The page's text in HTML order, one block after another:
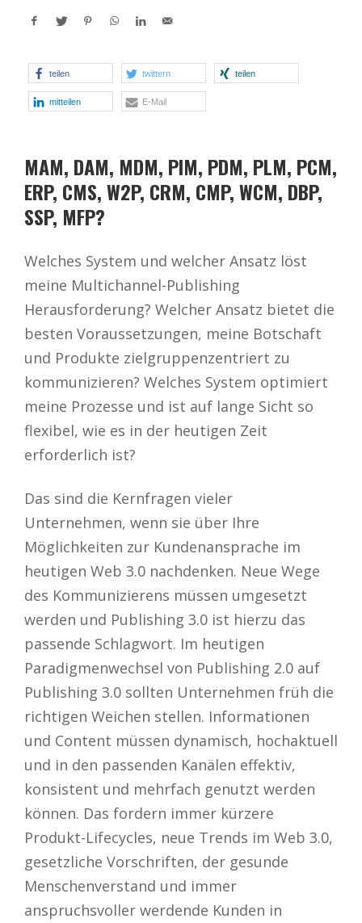
teilen twittern teilen
mitteilen E-Mail
MAM, DAM, MDM, PIM, PDM, PLM, PCM,
ERP, CMS, W2P, CRM, CMP, WCM, DBP,
SSP, MFP?
Welches System und welcher Ansatz löst
meine Multichannel-Publishing
Herausforderung? Welcher Ansatz bietet die
besten Voraussetzungen, meine Botschaft
und Produkte zielgruppenzentriert zu
kommunizieren? Welches System optimiert
meine Prozesse und ist auf lange Sicht so
flexibel, wie es in der heutigen Zeit
erforderlich ist?
Das sind die Kernfragen vieler
Unternehmen, wenn sie über Ihre
Möglichkeiten zur Kundenansprache im
heutigen Web 3.0 nachdenken. Neue Wege
des Kommunizierens müssen umgesetzt
werden und Publishing 3.0 ist hierzu das
passende Schlagwort. Im heutigen
Paradigmenwechsel von Publishing 2.0 auf
Publishing 3.0 sollten Unternehmen früh die
richtigen Weichen stellen. Informationen
und Content müssen dynamisch, hochaktuell
und in den passenden Kanälen effektiv,
konsistent und mehrfach genutzt werden
können. Das fordern immer kürzere
Produkt-Lifecycles, neue Trends im Web 3.0,
gesetzliche Vorschriften, der gesunde
Menschenverstand und immer
anspruchsvoller werdende Kunden in